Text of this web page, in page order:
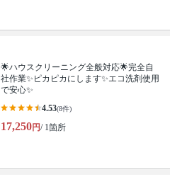
🌟ハウスクリーニング全般対応🌟完全自
社作業✨️ピカピカにします✨️エコ洗剤使用
で安心✨
4.53(8件)
17,250円/ 1箇所